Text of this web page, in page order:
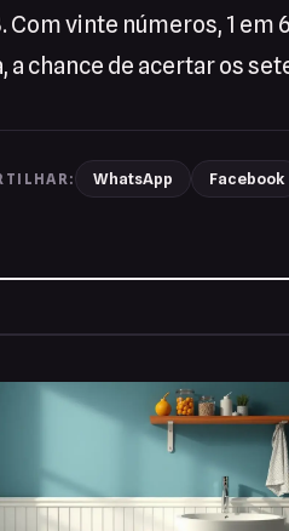
Com vinte números, 1
a chance de acertar os
WhatsApp Facebook